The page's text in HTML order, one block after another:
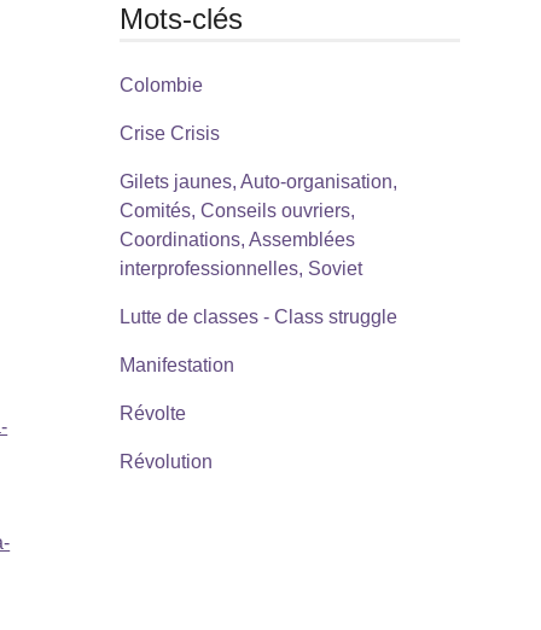
Mots-clés
Colombie
Crise Crisis
Gilets jaunes, Auto-organisation,
Comités, Conseils ouvriers,
Coordinations, Assemblées
interprofessionnelles, Soviet
Lutte de classes - Class struggle
Manifestation
Révolte
Révolution